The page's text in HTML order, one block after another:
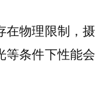
在物理限制，摄
等条件下性能会